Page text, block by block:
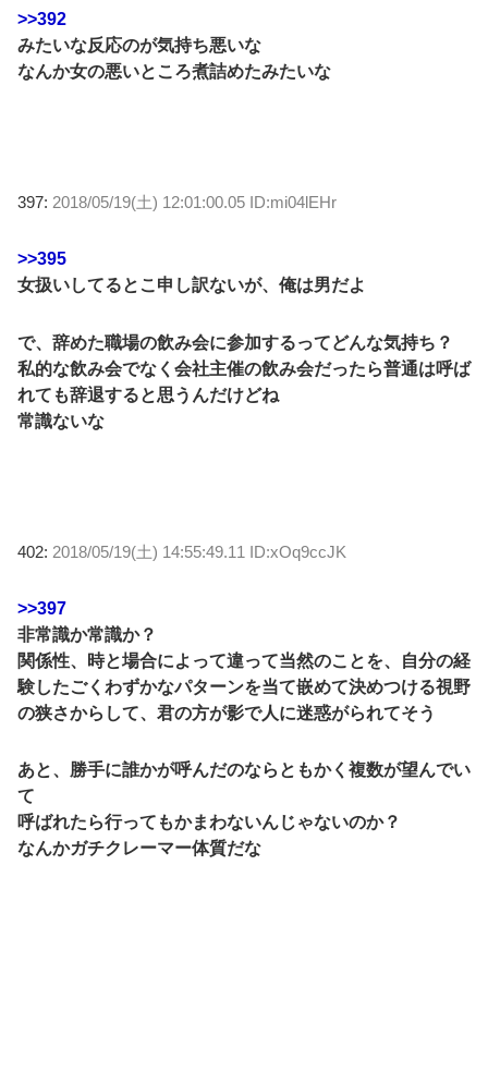
>>392
みたいな反応のが気持ち悪いな
なんか女の悪いところ煮詰めたみたいな
397: 2018/05/19(土) 12:01:00.05 ID:mi04lEHr
>>395
女扱いしてるとこ申し訳ないが、俺は男だよ
で、辞めた職場の飲み会に参加するってどんな気持ち？
私的な飲み会でなく会社主催の飲み会だったら普通は呼ば
れても辞退すると思うんだけどね
常識ないな
402: 2018/05/19(土) 14:55:49.11 ID:xOq9ccJK
>>397
非常識か常識か？
関係性、時と場合によって違って当然のことを、自分の経
験したごくわずかなパターンを当て嵌めて決めつける視野
の狭さからして、君の方が影で人に迷惑がられてそう
あと、勝手に誰かが呼んだのならともかく複数が望んでい
て
呼ばれたら行ってもかまわないんじゃないのか？
なんかガチクレーマー体質だな